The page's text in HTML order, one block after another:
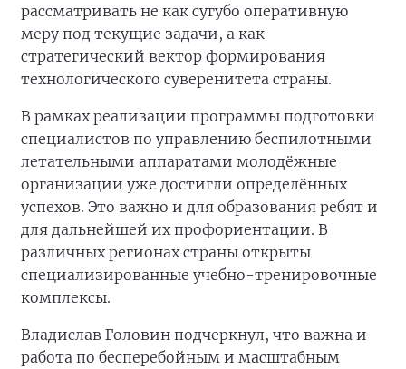
рассматривать не как сугубо оперативную
меру под текущие задачи, а как
стратегический вектор формирования
технологического суверенитета страны.
В рамках реализации программы подготовки
специалистов по управлению беспилотными
летательными аппаратами молодёжные
организации уже достигли определённых
успехов. Это важно и для образования ребят и
для дальнейшей их профориентации. В
различных регионах страны открыты
специализированные учебно-тренировочные
комплексы.
Владислав Головин подчеркнул, что важна и
работа по бесперебойным и масштабным